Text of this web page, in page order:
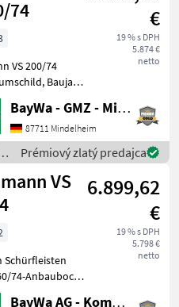
74
€
19 % s DPH
5.874 €
netto
VS 200/74
Baujahr
Satz,
KAT1, Vario S,
Preis
inkl. 19% MWSt
BayWa - GMZ - Mindelheim
87711 Mindelheim
Prémiový zlatý predajca
VS
6.899,62
€
19 % s DPH
5.798 €
netto
Schürfleisten
74-Anbaubock
BayWa AG - Kommunal-Vertriebszentrum Franken